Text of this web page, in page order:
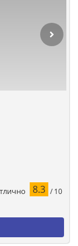
8.3 / 10